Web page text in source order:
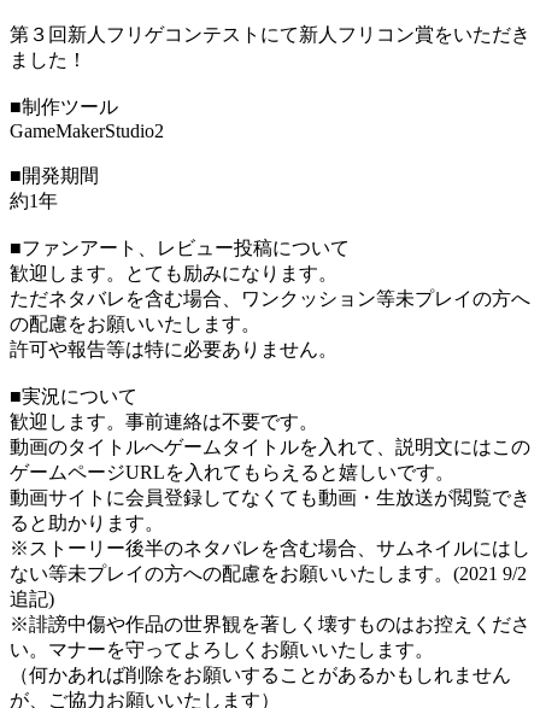
第３回新人フリゲコンテストにて新人フリコン賞をいただき
ました！
■制作ツール
GameMakerStudio2
■開発期間
約1年
■ファンアート、レビュー投稿について
歓迎します。とても励みになります。
ただネタバレを含む場合、ワンクッション等未プレイの方へ
の配慮をお願いいたします。
許可や報告等は特に必要ありません。
■実況について
歓迎します。事前連絡は不要です。
動画のタイトルへゲームタイトルを入れて、説明文にはこの
ゲームページURLを入れてもらえると嬉しいです。
動画サイトに会員登録してなくても動画・生放送が閲覧でき
ると助かります。
※ストーリー後半のネタバレを含む場合、サムネイルにはし
ない等未プレイの方への配慮をお願いいたします。(2021 9/2
追記)
※誹謗中傷や作品の世界観を著しく壊すものはお控えくださ
い。マナーを守ってよろしくお願いいたします。
（何かあれば削除をお願いすることがあるかもしれません
が、ご協力お願いいたします）